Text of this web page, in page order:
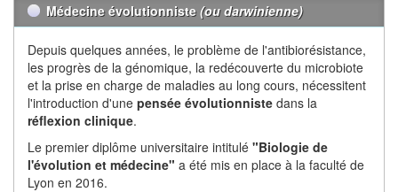
Médecine évolutionniste (ou darwinienne)
Depuis quelques années, le problème de l'antibiorésistance,
les progrès de la génomique, la redécouverte du microbiote
et la prise en charge de maladies au long cours, nécessitent
l'introduction d'une pensée évolutionniste dans la
réflexion clinique.
Le premier diplôme universitaire intitulé "Biologie de
l'évolution et médecine" a été mis en place à la faculté de
Lyon en 2016.